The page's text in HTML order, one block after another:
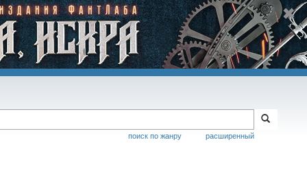
расширенный
поиск по жанру